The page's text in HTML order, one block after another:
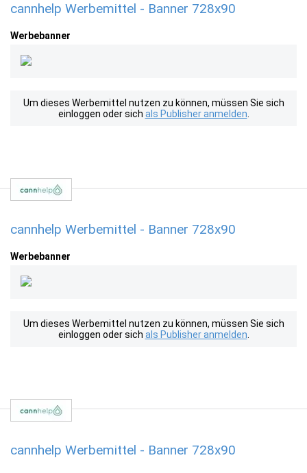
cannhelp Werbemittel - Banner 728x90
Werbebanner
Um dieses Werbemittel nutzen zu können, müssen Sie sich
einloggen oder sich als Publisher anmelden
cannhelp Werbemittel - Banner 728x90
Werbebanner
Um dieses Werbemittel nutzen zu können, müssen Sie sich
einloggen oder sich als Publisher anmelden
cannhelp Werbemittel - Banner 728x90